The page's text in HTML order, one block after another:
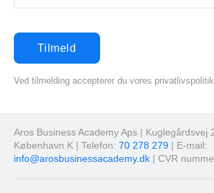
Ved tilmelding accepterer du vores privatlivspolitik
Aros Business Academy Aps | Kuglegårdsvej
København K | Telefon: 70 278 279 | E-mail:
info@arosbusinessacademy.dk | CVR